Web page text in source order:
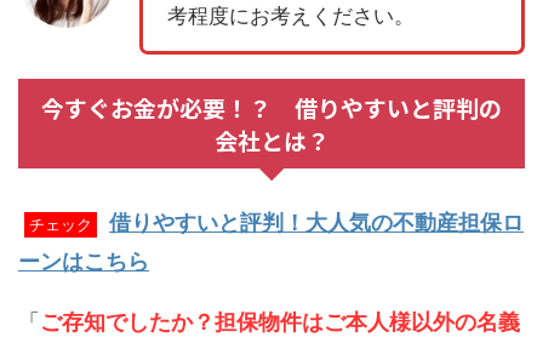
考程度にお考えください。
今すぐお金が必要！？ 借りやすいと評判の
会社とは？
チェック
借りやすいと評判！大人気の不動産担保ロ
ーンはこちら
「 ご存知でしたか？担保物件はご本人様以外の名義